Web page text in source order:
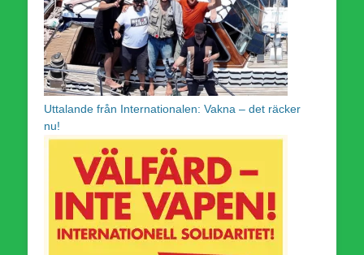
Uttalande från Internationalen: Vakna – det räcker
nu!